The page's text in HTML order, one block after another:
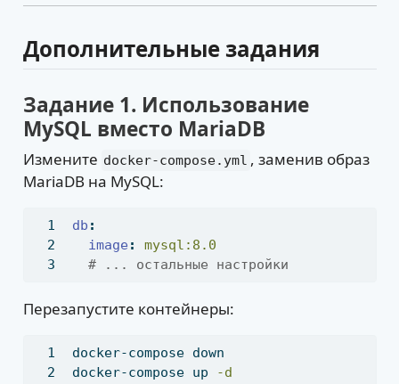
Дополнительные задания
Задание 1. Использование
MySQL вместо MariaDB
Измените docker-compose.yml , заменив образ
MariaDB на MySQL:
db :
image :
mysql:8.0
  # ... остальные настройки
Перезапустите контейнеры:
docker-compose down
docker-compose up -d